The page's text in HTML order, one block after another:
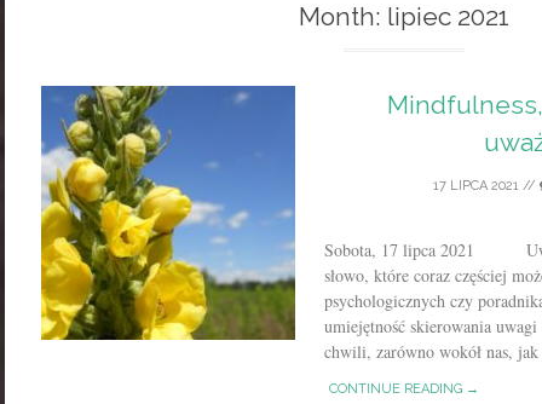
Month: lipiec 2021
17 LIPCA 2021 //
Sobota, 17 lipca 2021
słowo, które coraz częściej
psychologicznych czy
umiejętność skierowania
chwili, zarówno wokół nas,
CONTINUE READING →